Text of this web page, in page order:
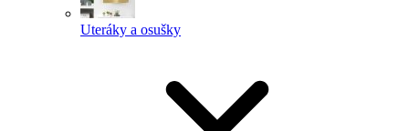
Uteráky a osušky